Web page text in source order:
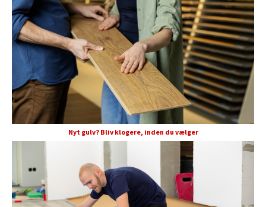
Nyt gulv? Bliv klogere, inden du vælger